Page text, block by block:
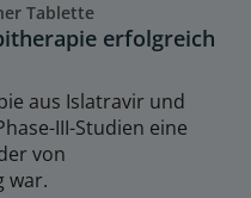
Tablette
erfolgreich
aus Islatravir und
III-Studien eine
von
war.